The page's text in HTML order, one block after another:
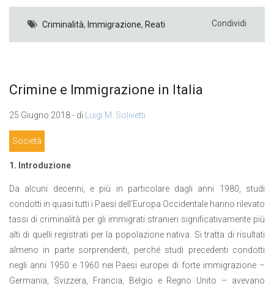
Criminalità, Immigrazione, Reati Condividi
Crimine e Immigrazione in Italia
25 Giugno 2018 - di Luigi M. Solivetti
Società
1. Introduzione
Da alcuni decenni, e più in particolare dagli anni 1980, studi
condotti in quasi tutti i Paesi dell’Europa Occidentale hanno rilevato
tassi di criminalità per gli immigrati stranieri significativamente più
alti di quelli registrati per la popolazione nativa. Si tratta di risultati
almeno in parte sorprendenti, perché studi precedenti condotti
negli anni 1950 e 1960 nei Paesi europei di forte immigrazione –
Germania, Svizzera, Francia, Belgio e Regno Unito – avevano